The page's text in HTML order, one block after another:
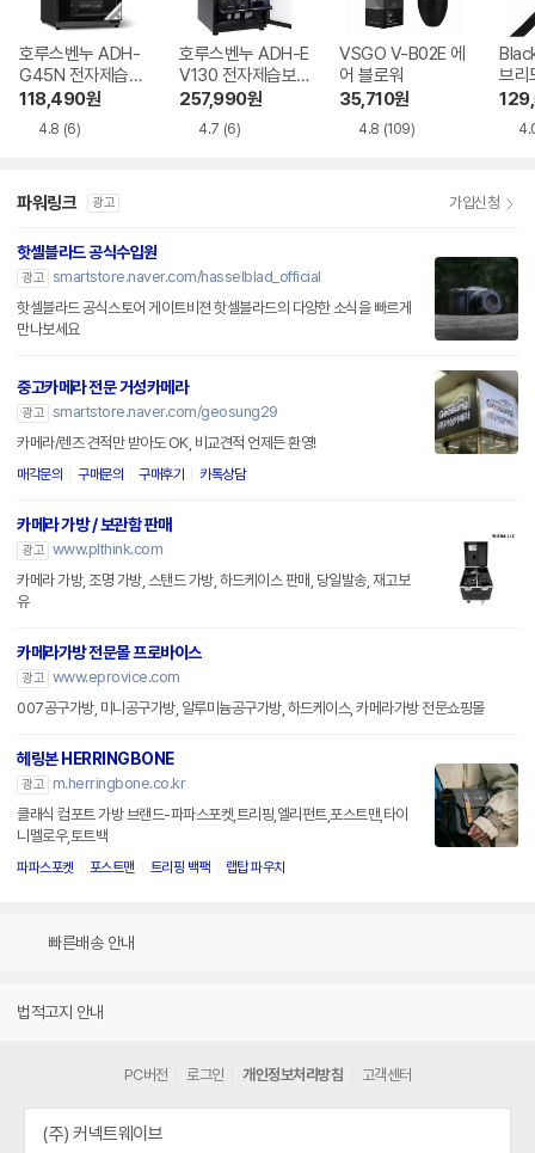
호루스벤누 ADH-
G45N 전자제습보
관함
118,490원
4.8 (6)
호루스벤누 ADH-E
V130 전자제습보
관함
257,990원
4.7 (6)
VSGO V-B02E 에
어 블로워
35,710원
4.8 (109)
브리
파워링크 광고 가입신청
핫셀블라드 공식수입원
광고 smartstore.naver.com/hasselblad_official
핫셀블라드 공식스토어 게이트비젼 핫셀블라드의 다양한 소식을 빠르게
만나보세요
중고카메라 전문 거성카메라
광고 smartstore.naver.com/geosung29
카메라/렌즈 견적만 받아도 OK, 비교견적 언제든 환영!
매각문의 구매문의 구매후기 카톡상담
카메라 가방 / 보관함 판매
광고 www.plthink.com
카메라 가방, 조명 가방, 스탠드 가방, 하드케이스 판매, 당일발송, 재고보
유
카메라가방 전문몰 프로바이스
광고 www.eprovice.com
007공구가방, 미니공구가방, 알루미늄공구가방, 하드케이스, 카메라가방 전문쇼핑몰
헤링본 HERRINGBONE
광고
m.herringbone.co.kr
클래식 컴포트 가방 브랜드-파파스포켓,트리핑,엘리펀트,포스트맨,타이
니멜로우,토트백
파파스포켓 포스트맨 트리핑 백팩 랩탑 파우치
빠른배송 안내
법적고지 안내
PC버전 로그인 개인정보처리방침 고객센터
(주) 커넥트웨이브